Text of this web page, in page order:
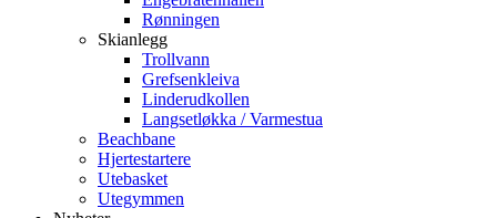
Rønningen
Skianlegg
Trollvann
Grefsenkleiva
Linderudkollen
Langsetløkka / Varmestua
Beachbane
Hjertestartere
Utebasket
Utegymmen